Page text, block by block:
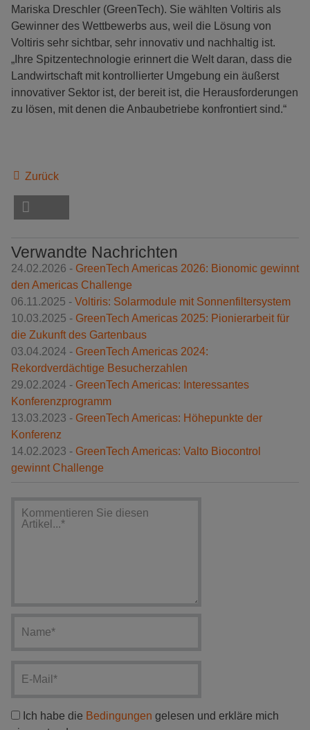
Mariska Dreschler (GreenTech). Sie wählten Voltiris als
Gewinner des Wettbewerbs aus, weil die Lösung von
Voltiris sehr sichtbar, sehr innovativ und nachhaltig ist.
„Ihre Spitzentechnologie erinnert die Welt daran, dass die
Landwirtschaft mit kontrollierter Umgebung ein äußerst
innovativer Sektor ist, der bereit ist, die Herausforderungen
zu lösen, mit denen die Anbaubetriebe konfrontiert sind.“
Zurück
Verwandte Nachrichten
24.02.2026 - GreenTech Americas 2026: Bionomic gewinnt
den Americas Challenge
06.11.2025 - Voltiris: Solarmodule mit Sonnenfiltersystem
10.03.2025 - GreenTech Americas 2025: Pionierarbeit für
die Zukunft des Gartenbaus
03.04.2024 - GreenTech Americas 2024:
Rekordverdächtige Besucherzahlen
29.02.2024 - GreenTech Americas: Interessantes
Konferenzprogramm
13.03.2023 - GreenTech Americas: Höhepunkte der
Konferenz
14.02.2023 - GreenTech Americas: Valto Biocontrol
gewinnt Challenge
Ich habe die Bedingungen gelesen und erkläre mich